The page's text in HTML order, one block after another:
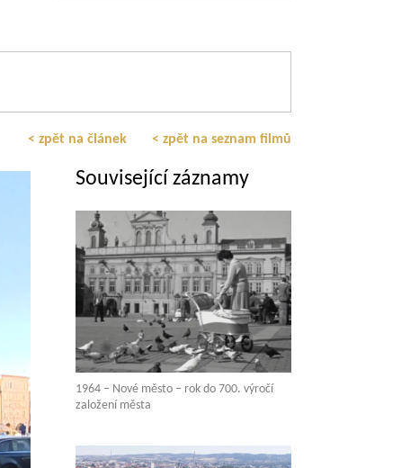
< zpět na článek < zpět na seznam filmů
Související záznamy
1964 – Nové město – rok do 700. výročí
založení města